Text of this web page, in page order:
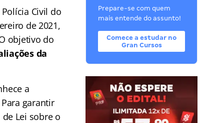
Civil do
de 2021,
objetivo do
da
a
garantir
Lei sobre o
Prepare-se com quem
mais entende do assunto!
Comece a estudar no
Gran Cursos